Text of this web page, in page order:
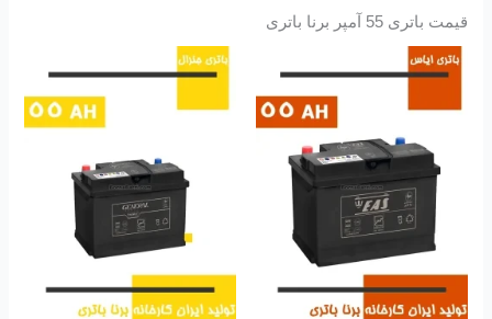
قیمت باتری 55 آمپر برنا باتری